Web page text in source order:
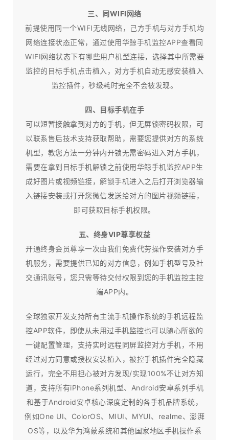
三、同WIFI网络
前提使用同一个WIFI无线网络，己方手机与对方手机均
网络连接状态正常，通过使用华鲸手机监控APP查看同
WIFI网络状态下有哪些用户机型连接，选择其中所需要
监控的目标手机点击植入，对方手机自动无感安装植入
监控插件，秒级耗时完全不会被发现。
四、目标手机在手
可以短暂接触拿到对方的手机，但无屏锁密码权限，可
以联系售后技术支持获取帮助，需要您提供对方的系统
机型，教您方法一分钟内开锁无需密码进入对方手机，
需要在拿到目标手机解锁之前使用华鲸手机监控APP生
成好图片或视频链接，解锁手机进入之后打开浏览器输
入链接安装或打开您微信发送给对方的图片视频链接，
即可获取目标手机权限。
五、终身VIP尊享权益
开通终身会员尊享一次由我们免费代劳操作安装对方手
机服务，需要提供已知的对方信息，例如手机型号及社
交通讯账号，您只需等待交付权限到您的手机监控主控
端APP内。
全球独家开发支持所有主流手机操作系统的手机远程监
控APP软件，即使从未用过手机监控也可以随心所欲的
一键配置管理，支持实时远程同屏监控对方手机，不用
经过对方同意或授权安装植入，被控手机插件完全隐藏
运行，完全不用担心被对方发现/实现100%不让对方知
道，支持所有iPhone系列机型、Android安卓系列手机
和基于Android安卓核心深度定制的各手机品牌系统，
例如One UI、ColorOS、MIUI、MYUI、realme、澎湃
OS等，以及华为鸿蒙系统和其他国家地区手机操作系